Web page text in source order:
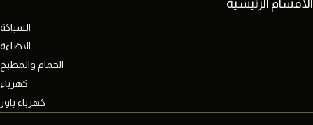
الاقسام الرئيسية
السباكة
الاضاءة
الحمام والمطبخ
كهرباء
كهرباء باور